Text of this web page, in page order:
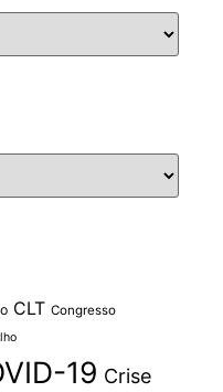
CLT Congresso
19 Crise